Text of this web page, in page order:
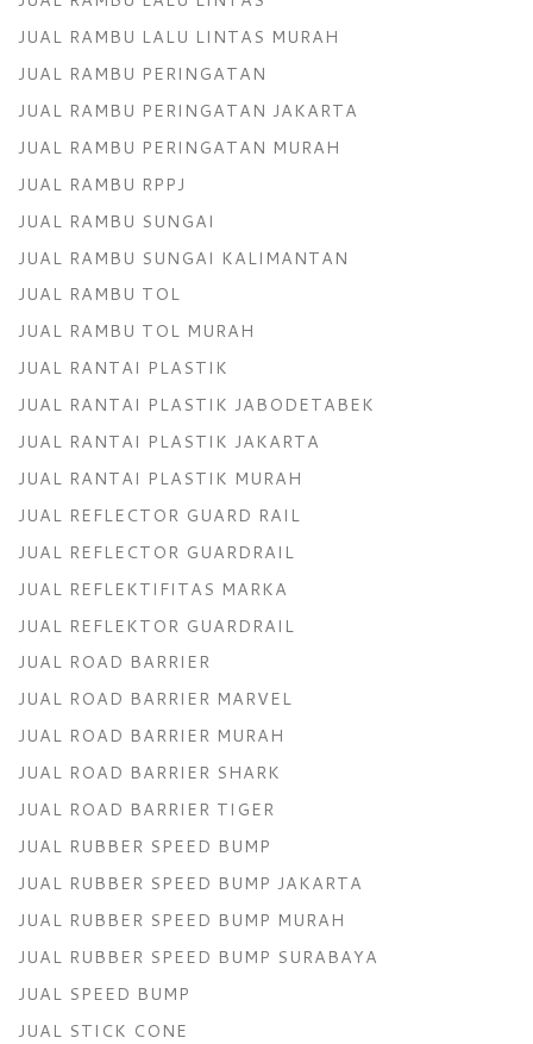
JUAL RAMBU LALU LINTAS MURAH
JUAL RAMBU PERINGATAN
JUAL RAMBU PERINGATAN JAKARTA
JUAL RAMBU PERINGATAN MURAH
JUAL RAMBU RPPJ
JUAL RAMBU SUNGAI
JUAL RAMBU SUNGAI KALIMANTAN
JUAL RAMBU TOL
JUAL RAMBU TOL MURAH
JUAL RANTAI PLASTIK
JUAL RANTAI PLASTIK JABODETABEK
JUAL RANTAI PLASTIK JAKARTA
JUAL RANTAI PLASTIK MURAH
JUAL REFLECTOR GUARD RAIL
JUAL REFLECTOR GUARDRAIL
JUAL REFLEKTIFITAS MARKA
JUAL REFLEKTOR GUARDRAIL
JUAL ROAD BARRIER
JUAL ROAD BARRIER MARVEL
JUAL ROAD BARRIER MURAH
JUAL ROAD BARRIER SHARK
JUAL ROAD BARRIER TIGER
JUAL RUBBER SPEED BUMP
JUAL RUBBER SPEED BUMP JAKARTA
JUAL RUBBER SPEED BUMP MURAH
JUAL RUBBER SPEED BUMP SURABAYA
JUAL SPEED BUMP
JUAL STICK CONE